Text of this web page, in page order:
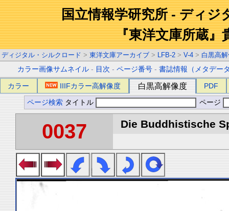
国立情報学研究所 - ディジ
『東洋文庫所蔵』
ディジタル・シルクロード > 東洋文庫アーカイブ > LFB-2 > V-4 > 白黒高
カラー画像サムネイル - 目次 -ページ番号 -書誌情報（メタデー
カラー IIIFカラー高解像度 白黒高解像度 PDF
ページ検索 タイトル ページ
0037 Die Buddhistische